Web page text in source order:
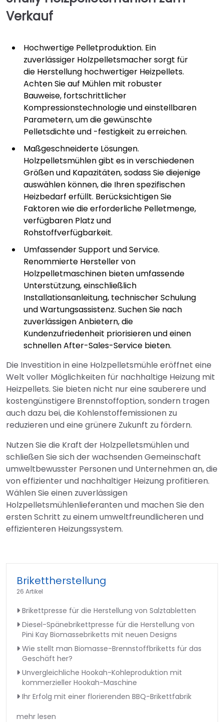
Verkauf
Hochwertige Pelletproduktion. Ein
zuverlässiger Holzpelletsmacher sorgt für
die Herstellung hochwertiger Heizpellets.
Achten Sie auf Mühlen mit robuster
Bauweise, fortschrittlicher
Kompressionstechnologie und einstellbaren
Parametern, um die gewünschte
Pelletsdichte und -festigkeit zu erreichen.
Maßgeschneiderte Lösungen.
Holzpelletsmühlen gibt es in verschiedenen
Größen und Kapazitäten, sodass Sie diejenige
auswählen können, die Ihren spezifischen
Heizbedarf erfüllt. Berücksichtigen Sie
Faktoren wie die erforderliche Pelletmenge,
verfügbaren Platz und
Rohstoffverfügbarkeit.
Umfassender Support und Service.
Renommierte Hersteller von
Holzpelletmaschinen bieten umfassende
Unterstützung, einschließlich
Installationsanleitung, technischer Schulung
und Wartungsassistenz. Suchen Sie nach
zuverlässigen Anbietern, die
Kundenzufriedenheit priorisieren und einen
schnellen After-Sales-Service bieten.
Die Investition in eine Holzpelletsmühle eröffnet eine
Welt voller Möglichkeiten für nachhaltige Heizung mit
Heizpellets. Sie bieten nicht nur eine sauberere und
kostengünstigere Brennstoffoption, sondern tragen
auch dazu bei, die Kohlenstoffemissionen zu
reduzieren und eine grünere Zukunft zu fördern.
Nutzen Sie die Kraft der Holzpelletsmühlen und
schließen Sie sich der wachsenden Gemeinschaft
umweltbewusster Personen und Unternehmen an, die
von effizienter und nachhaltiger Heizung profitieren.
Wählen Sie einen zuverlässigen
Holzpelletsmühlenlieferanten und machen Sie den
ersten Schritt zu einem umweltfreundlicheren und
effizienteren Heizungssystem.
Brikettherstellung
26 Artikel
Brikettpresse für die Herstellung von Salztabletten
Diesel-Spänebrikettpresse für die Herstellung von
Pini Kay Biomassebriketts mit neuen Designs
Wie stellt man Biomasse-Brennstoffbriketts für das
Geschäft her?
Unvergleichliche Hookah-Kohleproduktion mit
kommerzieller Hookah-Maschine
Ihr Erfolg mit einer florierenden BBQ-Brikettfabrik
mehr lesen